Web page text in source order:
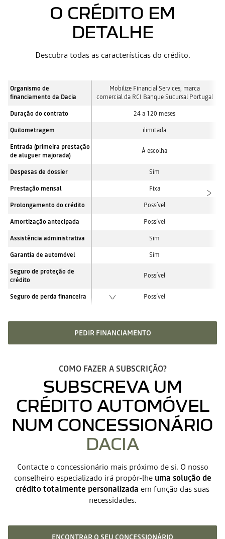
O CRÉDITO EM
DETALHE
Descubra todas as características do crédito.
Organismo de
financiamento da Dacia
Mobilize Financial Services, marca
comercial da RCI Banque Sucursal Portugal
Duração do contrato 24 a 120 meses
Quilometragem ilimitada
Entrada (primeira prestação
de aluguer majorada)
À escolha
Despesas de dossier Sim
Prestação mensal Fixa
Prolongamento do crédito Possível
Amortização antecipada Possível
Assistência administrativa Sim
Garantia de automóvel Sim
Seguro de proteção de
crédito
Possível
Seguro de perda financeira Possível
PEDIR FINANCIAMENTO
COMO FAZER A SUBSCRIÇÃO?
SUBSCREVA UM
CRÉDITO AUTOMÓVEL
NUM CONCESSIONÁRIO
DACIA
Contacte o concessionário mais próximo de si. O nosso
conselheiro especializado irá propôr-lhe uma solução de
crédito totalmente personalizada em função das suas
necessidades.
ENCONTRAR O SEU CONCESSIONÁRIO